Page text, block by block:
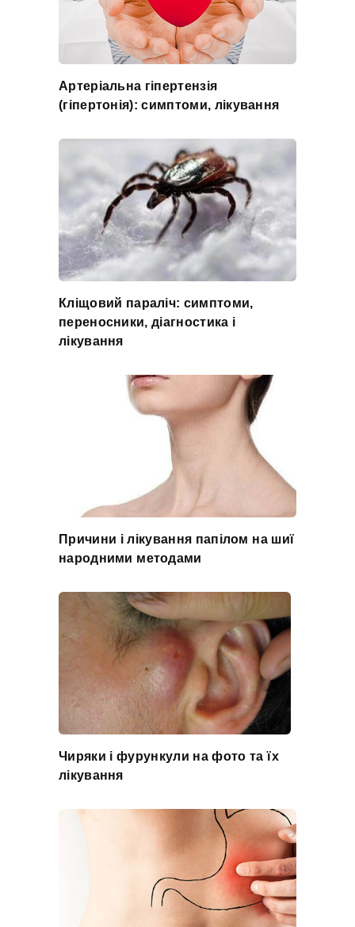
Артеріальна гіпертензія
(гіпертонія): симптоми, лікування
Кліщовий параліч: симптоми,
переносники, діагностика і
лікування
Причини і лікування папілом на шиї
народними методами
Чиряки і фурункули на фото та їх
лікування